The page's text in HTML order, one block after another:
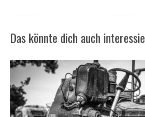
Das könnte dich auch